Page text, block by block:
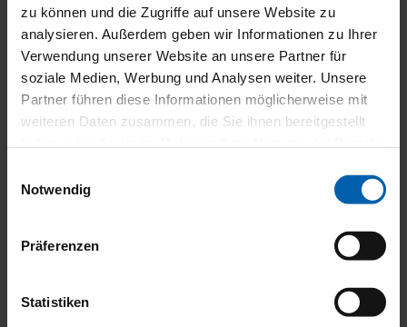
zu können und die Zugriffe auf unsere Website zu
analysieren. Außerdem geben wir Informationen zu Ihrer
Verwendung unserer Website an unsere Partner für
soziale Medien, Werbung und Analysen weiter. Unsere
Partner führen diese Informationen möglicherweise mit
weiteren Daten zusammen, die Sie ihnen bereitgestellt
Notwendig
Präferenzen
Statistiken